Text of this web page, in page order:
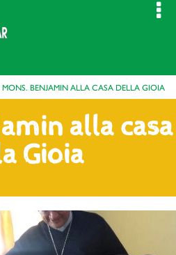
MONS. BENJAMIN ALLA CASA DELLA GIOIA
alla casa
Gioia